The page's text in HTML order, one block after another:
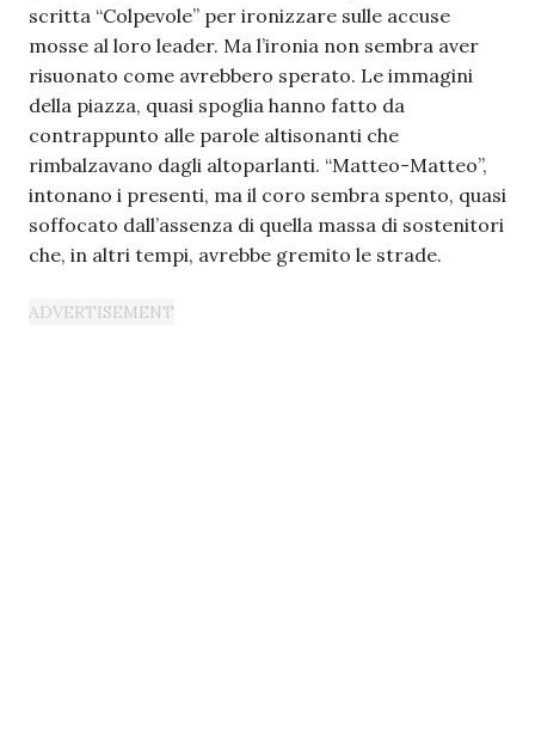
scritta “Colpevole” per ironizzare sulle accuse
mosse al loro leader. Ma l’ironia non sembra aver
risuonato come avrebbero sperato. Le immagini
della piazza, quasi spoglia hanno fatto da
contrappunto alle parole altisonanti che
rimbalzavano dagli altoparlanti. “Matteo-Matteo”,
intonano i presenti, ma il coro sembra spento, quasi
soffocato dall’assenza di quella massa di sostenitori
che, in altri tempi, avrebbe gremito le strade.